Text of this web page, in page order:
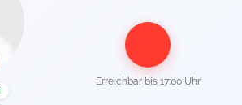
Erreichbar bis 17:00 Uhr